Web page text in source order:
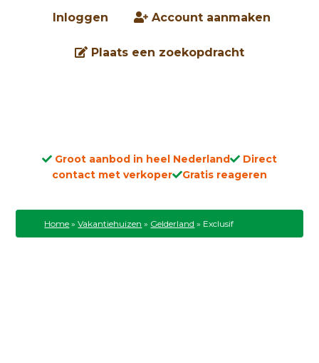
Inloggen Account aanmaken
Plaats een zoekopdracht
Groot aanbod in heel Nederland
Direct
contact met verkoper
Gratis reageren
Home »Vakantiehuizen » Gelderland » Exclusif